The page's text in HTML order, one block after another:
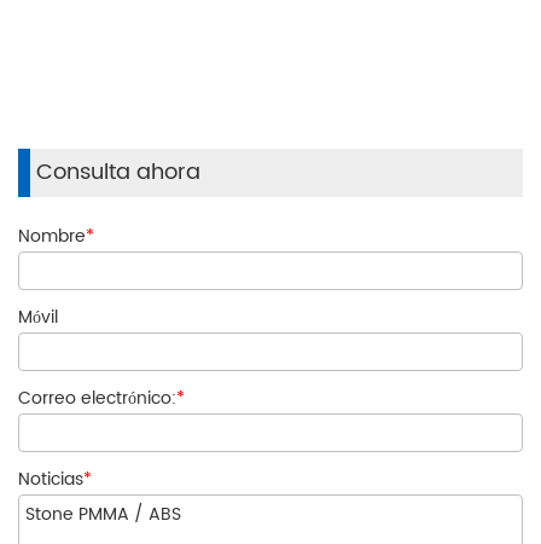
Consulta ahora
Nombre*
Móvil
Correo electrónico:*
Noticias*